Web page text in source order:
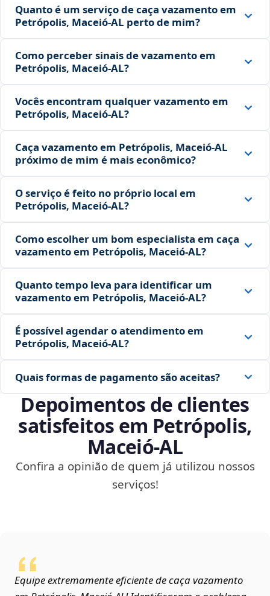
Quanto é um serviço de caça vazamento em
Petrópolis, Maceió‑AL perto de mim?
Como perceber sinais de vazamento em
Petrópolis, Maceió‑AL?
Vocês encontram qualquer vazamento em
Petrópolis, Maceió‑AL?
Caça vazamento em Petrópolis, Maceió‑AL
próximo de mim é mais econômico?
O serviço é feito no próprio local em
Petrópolis, Maceió‑AL?
Como escolher um bom especialista em caça
vazamento em Petrópolis, Maceió‑AL?
Quanto tempo leva para identificar um
vazamento em Petrópolis, Maceió‑AL?
É possível agendar o atendimento em
Petrópolis, Maceió‑AL?
Quais formas de pagamento são aceitas?
Depoimentos de clientes
satisfeitos em Petrópolis,
Maceió‑AL
Confira a opinião de quem já utilizou nossos
serviços!
Equipe extremamente eficiente de caça vazamento